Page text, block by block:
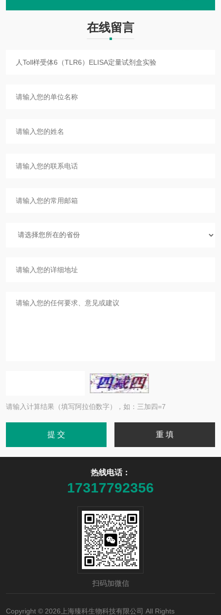
在线留言
请输入计算结果（填写阿拉伯数字），如：三加四=7
热线电话：
17317792356
扫码加微信
Copyright © 2026上海臻科生物科技有限公司 All Rights